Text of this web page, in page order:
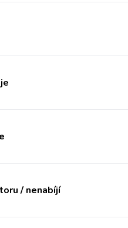
/ nenabíjí